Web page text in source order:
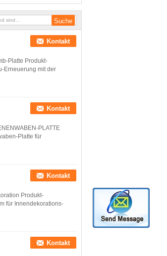
Kontakt
Platte Produkt-
Erneuerung mit der
Kontakt
PLATTE
Platte für
Kontakt
Produkt-
für Innendekorations-
Kontakt